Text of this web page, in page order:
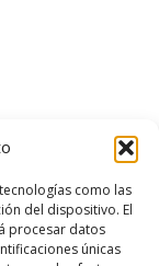
como las
del dispositivo. El
procesar datos
únicas